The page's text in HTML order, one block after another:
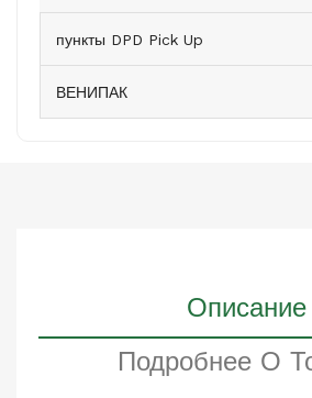
пункты DPD Pick Up
ВЕНИПАК
Описание
Подробнее О